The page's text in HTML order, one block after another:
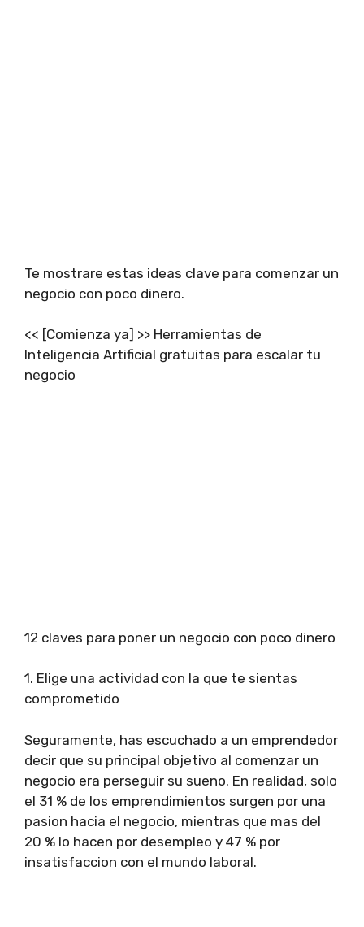
Te mostrare estas ideas clave para comenzar un
negocio con poco dinero.
<< [Comienza ya] >> Herramientas de
Inteligencia Artificial gratuitas para escalar tu
negocio
12 claves para poner un negocio con poco dinero
1. Elige una actividad con la que te sientas
comprometido
Seguramente, has escuchado a un emprendedor
decir que su principal objetivo al comenzar un
negocio era perseguir su sueno. En realidad, solo
el 31 % de los emprendimientos surgen por una
pasion hacia el negocio, mientras que mas del
20 % lo hacen por desempleo y 47 % por
insatisfaccion con el mundo laboral.